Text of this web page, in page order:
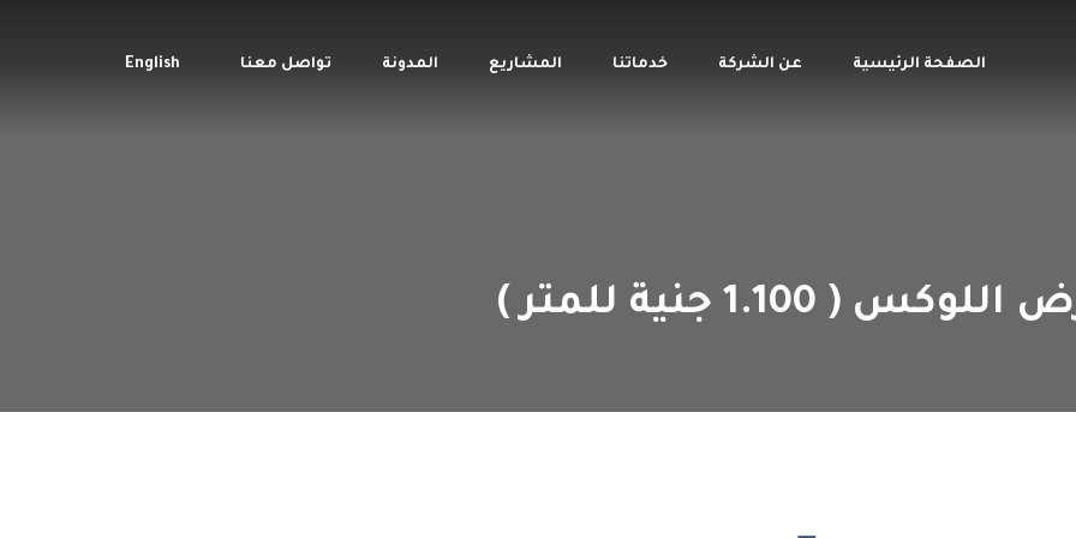
الصفحة الرئيسية عن الشركة خدماتنا المشاريع المدونة تواصل معنا English
( 1.100 جنية للمتر )